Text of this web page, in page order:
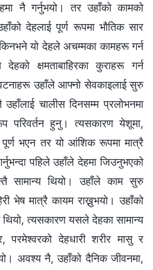
नै गर्नुभयो। तर उहाँको कामको
देहलाई पूर्ण रूपमा भौतिक सार
यो देहले अचम्मका कामहरू गर्न
क्षमताबाहिरका कुराहरू गर्न
उहाँले आफ्नो सेवकाइलाई सुरु
चालीस दिनसम्म प्रलोभनमा
परिवर्तन हुनु। त्यसकारण येशूमा,
पूर्ण भएन तर यो आंशिक रूपमा मात्रै
पहिले उहाँले देहमा जिउनुभएको
सामान्य थियो। उहाँले काम सुरु
भेष मात्रै कायम राख्नुभयो। उहाँको
थियो, त्यसकारण यसले देहका सामान्य
परमेश्‍वरको देहधारी शरीर मासु र
अवश्य नै, उहाँको दैनिक जीवनमा,